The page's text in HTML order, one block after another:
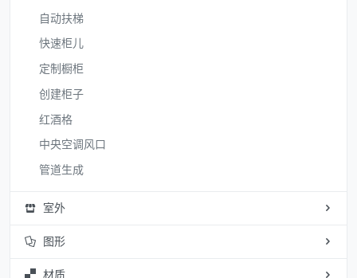
自动扶梯
快速柜儿
定制橱柜
创建柜子
红酒格
中央空调风口
管道生成
室外
图形
材质